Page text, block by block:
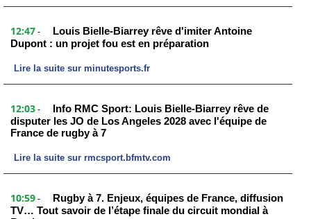
12:47 -
Louis Bielle-Biarrey rêve d'imiter Antoine
Dupont : un projet fou est en préparation
Lire la suite sur minutesports.fr
12:03 -
Info RMC Sport: Louis Bielle-Biarrey rêve de
disputer les JO de Los Angeles 2028 avec l'équipe de
France de rugby à 7
Lire la suite sur rmcsport.bfmtv.com
10:59 -
Rugby à 7. Enjeux, équipes de France, diffusion
TV… Tout savoir de l’étape finale du circuit mondial à